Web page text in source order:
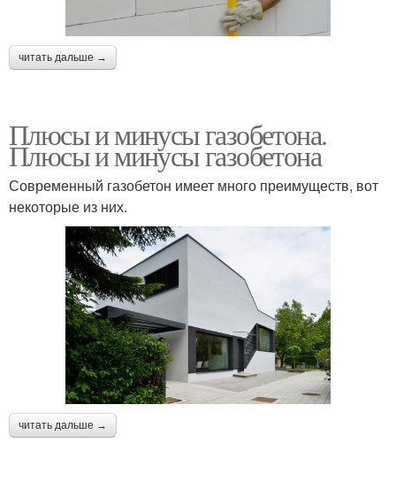
читать дальше →
Плюсы и минусы газобетона.
Плюсы и минусы газобетона
Современный газобетон имеет много преимуществ, вот
некоторые из них.
читать дальше →